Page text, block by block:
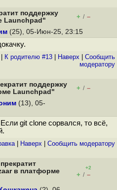
поддержку
Launchpad"
+ / –
(25), 05-Июн-25, 23:15
К родителю #13 Наверх
Cообщить
модератору
поддержку
Launchpad"
+ / –
(13), 05-
git clone сорвался, то всё,
| Наверх Cообщить модератору
в платформе
+2
+ / –